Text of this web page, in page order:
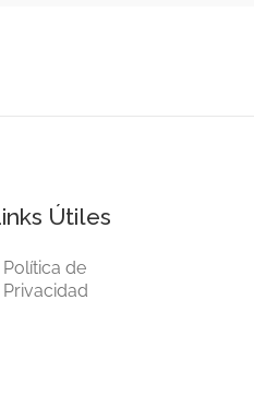
Útiles
Política de
Privacidad